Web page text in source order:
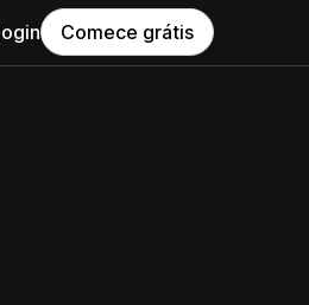
Comece grátis